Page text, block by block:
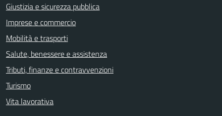
Giustizia e sicurezza pubblica
Imprese e commercio
Mobilità e trasporti
Salute, benessere e assistenza
Tributi, finanze e contravvenzioni
Turismo
Vita lavorativa